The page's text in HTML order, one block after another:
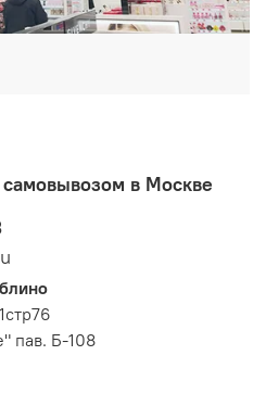
в Москве
пав. Б-108